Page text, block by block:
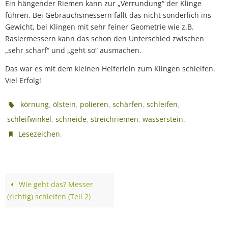
Ein hängender Riemen kann zur „Verrundung“ der Klinge
führen. Bei Gebrauchsmessern fällt das nicht sonderlich ins
Gewicht, bei Klingen mit sehr feiner Geometrie wie z.B.
Rasiermessern kann das schon den Unterschied zwischen
„sehr scharf“ und „geht so“ ausmachen.
Das war es mit dem kleinen Helferlein zum Klingen schleifen.
Viel Erfolg!
körnung,ölstein, polieren,schärfen,schleifen,
schleifwinkel, schneide, streichriemen, wasserstein.
Lesezeichen.
Wie geht das? Messer
(richtig) schleifen (Teil 2)